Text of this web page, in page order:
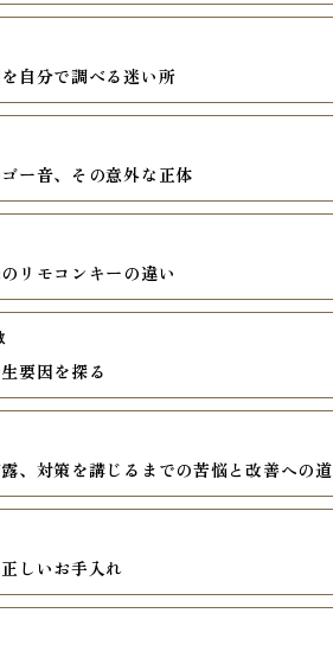
自分で調べる迷い所
ー音、その意外な正体
リモコンキーの違い
要因を探る
、対策を講じるまでの苦悩と改善への道
しいお手入れ